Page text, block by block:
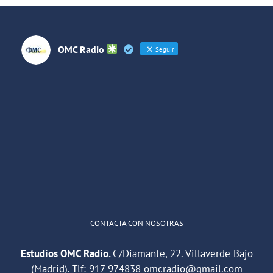
OMC Radio Seguir
CONTACTA CON NOSOTRAS
Estudios OMC Radio.C/Diamante, 22. Villaverde Bajo
(Madrid). Tlf: 917 974838 omcradio@gmail.com